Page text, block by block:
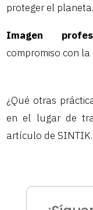
proteger el planeta.
Imagen
compromiso con
¿Qué otras
en el lugar de
artículo de SINTIK.